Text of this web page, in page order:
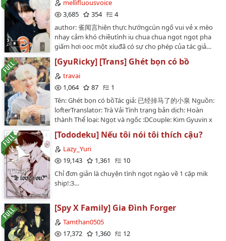
của các ngươi, hài lòng cũng xin đánh khen ngợi. Trở
bổ sung năng lượng. Tỉnh rượu sau đã quên hứa
nguyện nội dung Yuri: . . . excuse me? ! [ giai đoạn tính
nhiệm vụ một: Ái gặp lại ] [ nhiệm vụ miêu tả: Cùng
ngươi người yêu Victor quen biết nhau a !! ] Thiên tân
vạn khổ cùng người yêu gặp mặt sau Yuri: Hai người
đều biết chỉ có gọi "Quen biết nhau " a! Cái này Victor
căn bản không nhận thức ta! Hệ thống cho ta cái giải
thích! Hệ thống: Hắn bây giờ đối với hảo cảm của
ngươi độ chỉ có 5, độ hảo cảm cùng ký ức thức tỉnh
thời gian hối đoái so với vì 2:1, vì vậy một ngày chỉ có
2.5% thời gian sở hữu cùng ngươi làm bạn một phần
trí nhớ. Ký ức theo độ hảo cảm tăng trưởng ngẫu
nhiên giải tỏa, xin đem cầm tốt quen biết nhau thời cơ.
Vì vậy. . . Sáng sớm tỉnh lại thiếu niên Victor: ". . . Ta tại
sao phải ngủ ở ngươi ký túc xá? " Tối hôm qua chỉ có
cùng có trí nhớ Victor cầm đuốc soi dạ đàm Yuri: ". . .
Đại khái bởi vì ngươi tối hôm qua uống say a !. " Lần
ngủ ở ngươi ký túc xá? " Vò đã mẻ lại sứt Yuri: "E rằng
ngươi mộng du. . . " Đó là một theo ký ức một chút giải
tỏa, cho là mì…
mellifluousvoice
3,685
354
4
author: 雀闻言hiện thực hướngcún ngố vui vẻ x mèo
nhạy cảm khó chiềutình iu chua chua ngọt ngọt pha
giấm hơi ooc một xíuđã có sự cho phép của tác giả…
[GyuRicky] [Trans] Ghét bọn có bồ
travai
1,064
87
1
Tên: Ghét bọn có bồTác giả: 已经掉马了的小泉 Nguồn:
lofterTranslator: Trà Vải Tình trạng bản dịch: Hoàn
thành Thể loại: Ngọt và ngốc :DCouple: Kim Gyuvin x
đồng ý của tác giả, vui lòng không re-up hoặc chuyển
ver, xin cảm ơn.Credit ảnh: nectar_gv…
[Tododeku] Nếu tôi nói tôi thích cậu?
Lazy_Yuri
19,143
1,361
10
Chỉ đơn giản là chuyện tình ngọt ngào về 1 cặp mik
ship!:3…
[Spy X Family] Gia Đình Forger
Tamthan0505
17,372
1,360
12